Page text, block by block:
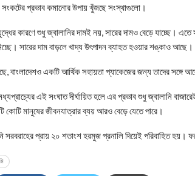
প্রভাব কমানোর উপায় খুঁজছে সংস্থাগুলো।
কারণে শুধু জ্বালানির দামই নয়, সারের দামও বেড়ে যাচ্ছে।
সারের দাম বাড়লে খাদ্য উৎপাদন ব্যাহত হওয়ার শঙ্কাও আছে।
বাংলাদেশও একটি আর্থিক সহায়তা প্যাকেজের জন্য তাদের সঙ্গে
এই সংঘাত দীর্ঘায়িত হলে এর প্রভাব শুধু জ্বালানি
কোটি মানুষের জীবনযাত্রার ব্যয় আরও বেড়ে যেতে পারে।
সরবরাহের প্রায় ২০ শতাংশ হরমুজ প্রনালি দিয়েই পরিবাহিত